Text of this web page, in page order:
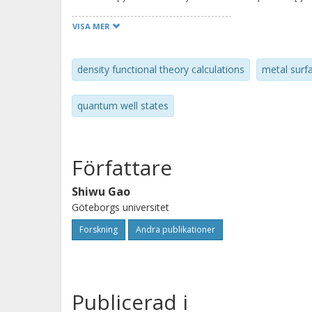
experimental observation and
of water–surface interactions.
VISA MER
density functional theory calculations metal
quantum well states
Författare
Shiwu Gao
Göteborgs universitet
Forskning Andra publikationer
Publicerad i